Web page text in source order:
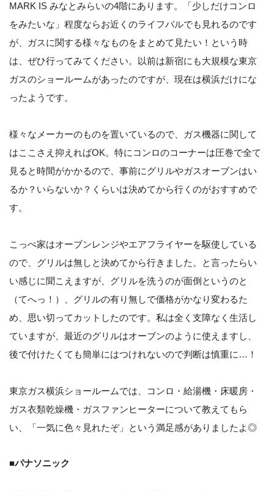
MARK IS みなとみらいの4階にあります。「少しだけコンロ
をみたいな」程度ならお近くのライフバルでも見れるのです
が、ガスに関する様々なものをまとめて見たい！という時
は、ぜひ行ってみてください。以前は新宿にも大規模な東京
ガスのショールームがあったのですが、現在は横浜だけにな
ったようです。
様々なメーカーのものを置いているので、ガス機器に関して
はここさえ抑えればOK。特にコンロのコーナーは圧巻で全て
見ると時間がかかるので、事前にグリルやガスオーブンはい
るか？いらないか？くらいは決めてから行くのがおすすめで
す。
こっぺ家はオーブンレンジやエアフライヤーを駆使している
ので、グリルは無しと決めてから行きました。と言ったらい
い感じに聞こえますが、グリルを洗うのが面倒というのと
（てへっ！）、グリルの有り無しで価格がかなり変わるた
め、思い切ってカットしたのです。私は全く支障なく生活し
ていますが、最近のグリルはオーブンのように使えますし、
後で付けたくても簡単にはつけれないので判断は慎重に…！
東京ガス横浜ショールームでは、コンロ・給湯機・床暖房・
ガス衣類乾燥機・ガスファンヒーターについて教えてもら
い、「一気に色々見れたぞ」という満足感がありましたよ◎
■パナソニック